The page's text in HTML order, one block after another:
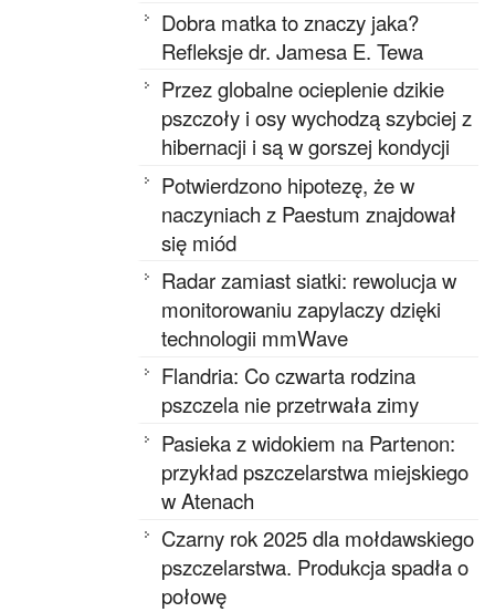
Dobra matka to znaczy jaka?
Refleksje dr. Jamesa E. Tewa
Przez globalne ocieplenie dzikie
pszczoły i osy wychodzą szybciej z
hibernacji i są w gorszej kondycji
Potwierdzono hipotezę, że w
naczyniach z Paestum znajdował
się miód
Radar zamiast siatki: rewolucja w
monitorowaniu zapylaczy dzięki
technologii mmWave
Flandria: Co czwarta rodzina
pszczela nie przetrwała zimy
Pasieka z widokiem na Partenon:
przykład pszczelarstwa miejskiego
w Atenach
Czarny rok 2025 dla mołdawskiego
pszczelarstwa. Produkcja spadła o
połowę